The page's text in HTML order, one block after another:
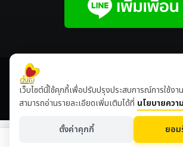
เข้าชมเดือนนี้ 8,511,928 ปีนี้
เว็บไซต์นี้ใช้คุกกี้เพื่อปรับปรุงประสบการณ์การใช้
สามารถอ่านรายละเอียดเพิ่มเติมได้ที่ นโยบายควา
ตั้งค่าคุกกี้ ยอ